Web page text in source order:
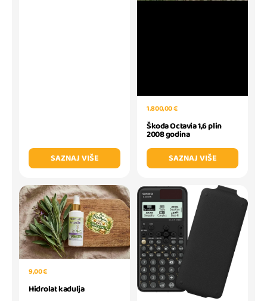
SAZNAJ VIŠE
1.800,00 €
Škoda Octavia 1,6 plin
2008 godina
SAZNAJ VIŠE
9,00 €
Hidrolat kadulja